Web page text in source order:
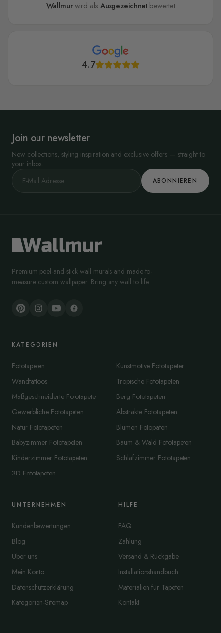
Wallmur wird alsAusgezeichnetbewertet
4.7
Join our newsletter
New collections, styling inspiration and exclusive offers — straight to
your inbox.
ABONNIEREN
Premium peel-and-stick wall murals and made-to-
measure custom wallpaper. Bring any wall to life.
KATEGORIEN
Fototapeten
Wandtattoos
Maßgeschneiderte Fototapete
Gewerbliche Fototapeten
Natur Fototapeten
Babyzimmer Fototapeten
Kinderzimmer Fototapeten
3D Fototapeten
Kunstmotive Fototapeten
Tropische Fototapeten
Berg Fototapeten
Abstrakte Fototapeten
Blumen Fotopaten
Baum & Wald Fototapeten
Schlafzimmer Fototapeten
UNTERNEHMEN
Kundenbewertungen
Blog
Über uns
Mein Konto
Datenschutzerklärung
Kategorien-Sitemap
HILFE
FAQ
Zahlung
Versand & Rückgabe
Installationshandbuch
Materialien für Tapeten
Kontakt